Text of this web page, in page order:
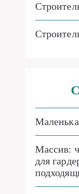
Массив:
для